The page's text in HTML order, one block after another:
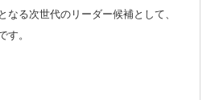
なる次世代のリーダー候補として、
す。